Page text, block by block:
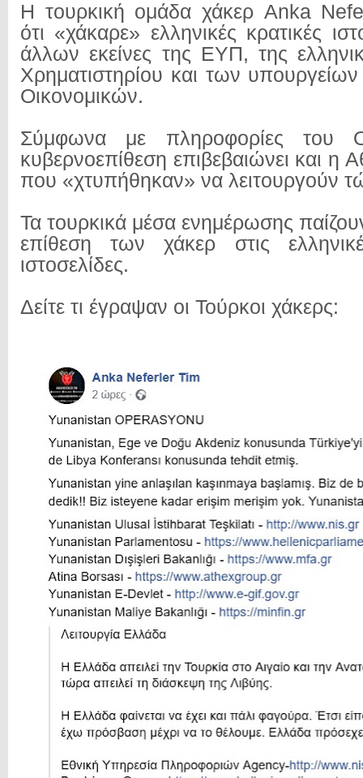
Η τουρκική ομάδα χάκερ Anka
ότι «χάκαρε» ελληνικές κρατικές
άλλων εκείνες της ΕΥΠ, της
Χρηματιστηρίου και των
Οικονομικών.
Σύμφωνα με πληροφορίες του
κυβερνοεπίθεση επιβεβαιώνει και η
που «χτυπήθηκαν» να λειτουργούν
Τα τουρκικά μέσα ενημέρωσης
επίθεση των χάκερ στις
ιστοσελίδες.
Δείτε τι έγραψαν οι Τούρκοι χάκερς: